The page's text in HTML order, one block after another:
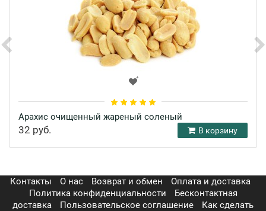
Арахис очищенный жареный соленый
32 руб. В корзину
Контакты О нас Возврат и обмен
Оплата и доставка
Политика конфиденциальности
Бесконтактная
доставка
Пользовательское соглашение
Как сделать